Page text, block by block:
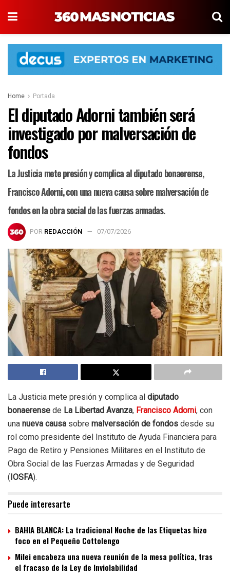
Home Portada
El diputado Adorni también será
investigado por malversación de
fondos
La Justicia mete presión y complica al diputado bonaerense,
Francisco Adorni, con una nueva causa sobre malversación de
fondos en la obra social de las fuerzas armadas.
POR REDACCIÓN 07/07/2026
La Justicia mete presión y complica al diputado
bonaerense de La Libertad Avanza, Francisco Adorni, con
una nueva causa sobre malversación de fondos desde su
rol como presidente del Instituto de Ayuda Financiera para
Pago de Retiro y Pensiones Militares en el Instituto de
Obra Social de las Fuerzas Armadas y de Seguridad
( IOSFA).
Puede interesarte
BAHIA BLANCA: La tradicional Noche de las Etiquetas hizo
foco en el Pequeño Cottolengo
Milei encabeza una nueva reunión de la mesa política, tras
el fracaso de la Ley de Inviolabilidad